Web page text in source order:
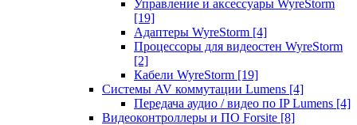
Управление и аксессуары WyreStorm
[19]
Адаптеры WyreStorm [4]
Процессоры для видеостен WyreStorm
[2]
Кабели WyreStorm [19]
Системы AV коммутации Lumens [4]
Передача аудио / видео по IP Lumens [4]
Видеоконтроллеры и ПО Forsite [8]